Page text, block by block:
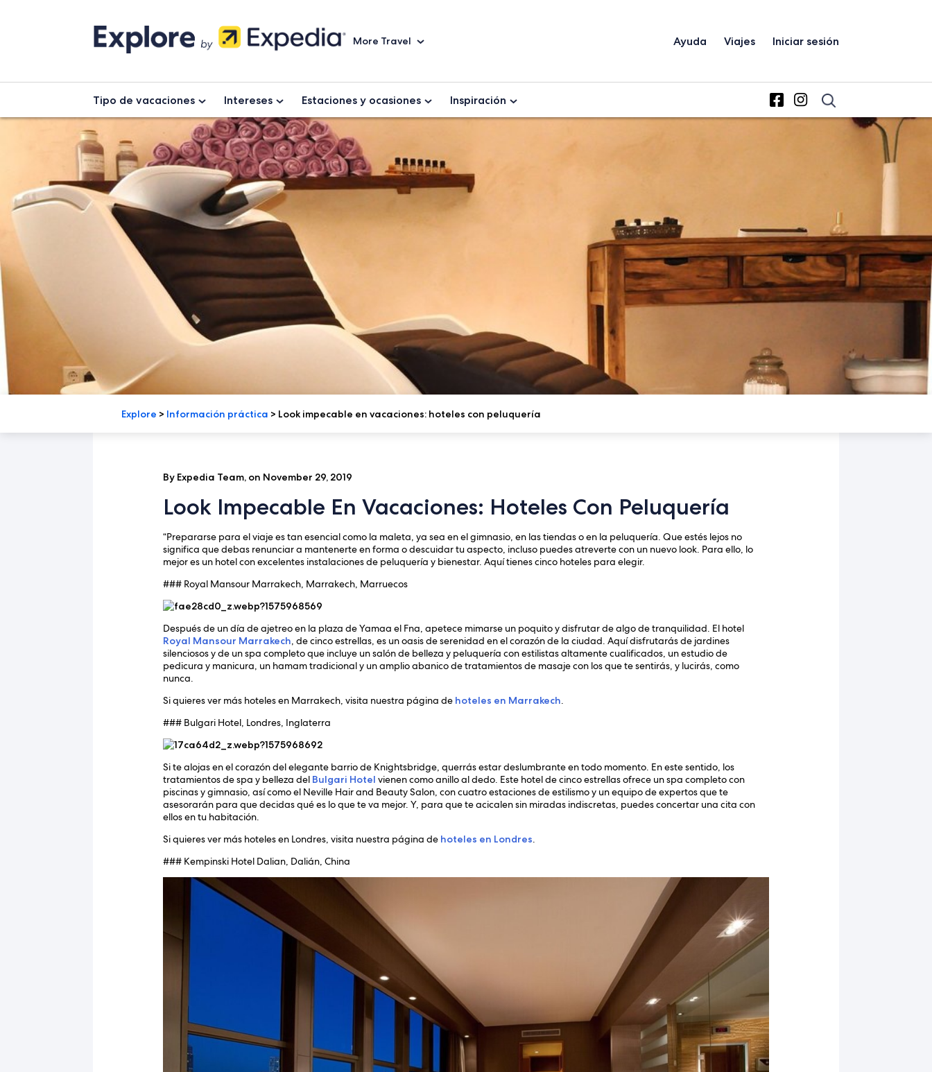
More Travel Ayuda Viajes Iniciar sesión
Tipo de vacaciones Intereses Estaciones y ocasiones Inspiración
Explore > Información práctica > Look impecable en vacaciones: hoteles con peluquería
By Expedia Team, on November 29, 2019
Look Impecable En Vacaciones: Hoteles Con Peluquería
“Prepararse para el viaje es tan esencial como la maleta, ya sea en el gimnasio, en las tiendas o en la peluquería. Que estés lejos no
significa que debas renunciar a mantenerte en forma o descuidar tu aspecto, incluso puedes atreverte con un nuevo look. Para ello, lo
mejor es un hotel con excelentes instalaciones de peluquería y bienestar. Aquí tienes cinco hoteles para elegir.
### Royal Mansour Marrakech, Marrakech, Marruecos
Después de un día de ajetreo en la plaza de Yamaa el Fna, apetece mimarse un poquito y disfrutar de algo de tranquilidad. El hotel
Royal Mansour Marrakech, de cinco estrellas, es un oasis de serenidad en el corazón de la ciudad. Aquí disfrutarás de jardines
silenciosos y de un spa completo que incluye un salón de belleza y peluquería con estilistas altamente cualificados, un estudio de
pedicura y manicura, un hamam tradicional y un amplio abanico de tratamientos de masaje con los que te sentirás, y lucirás, como
nunca.
Si quieres ver más hoteles en Marrakech, visita nuestra página de hoteles en Marrakech.
### Bulgari Hotel, Londres, Inglaterra
Si te alojas en el corazón del elegante barrio de Knightsbridge, querrás estar deslumbrante en todo momento. En este sentido, los
tratamientos de spa y belleza del Bulgari Hotel vienen como anillo al dedo. Este hotel de cinco estrellas ofrece un spa completo con
piscinas y gimnasio, así como el Neville Hair and Beauty Salon, con cuatro estaciones de estilismo y un equipo de expertos que te
asesorarán para que decidas qué es lo que te va mejor. Y, para que te acicalen sin miradas indiscretas, puedes concertar una cita con
ellos en tu habitación.
Si quieres ver más hoteles en Londres, visita nuestra página de hoteles en Londres.
### Kempinski Hotel Dalian, Dalián, China